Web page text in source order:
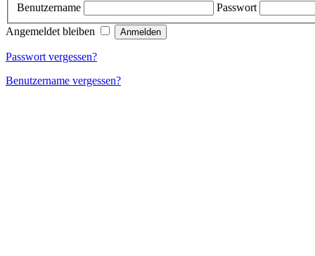
Benutzername
Passwort
Angemeldet bleiben
Passwort vergessen?
Benutzername vergessen?